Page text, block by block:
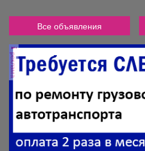
Все объявления
реклама